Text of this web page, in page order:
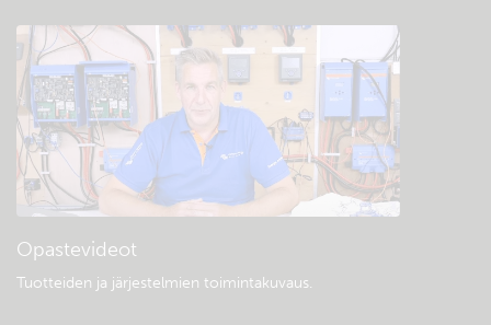
Opastevideot
Tuotteiden ja järjestelmien toimintakuvaus.